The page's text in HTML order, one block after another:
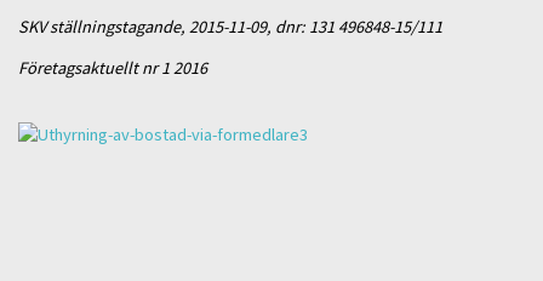
SKV ställningstagande, 2015-11-09, dnr: 131 496848-15/111
Företagsaktuellt nr 1 2016